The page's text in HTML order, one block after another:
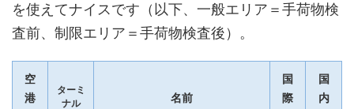
を使えてナイスです（以下、一般エリア＝手荷物検
査前、制限エリア＝手荷物検査後）。
空
港
ターミ
ナル
名前
国
際
国
内